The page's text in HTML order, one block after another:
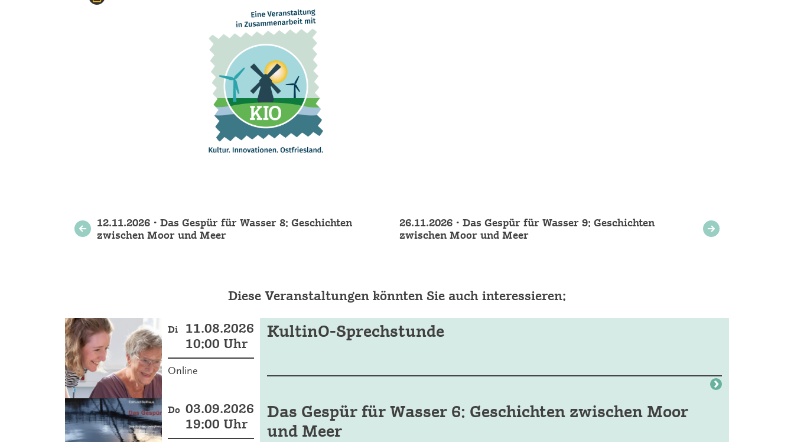
Weitere
Veranstaltungen
12.11.2026 • Das Gespür für Wasser 8: Geschichten
zwischen Moor und Meer
26.11.2026 • Das Gespür für Wasser 9: Geschichten
zwischen Moor und Meer
Diese Veranstaltungen könnten Sie auch interessieren:
Di
11.08.2026
10:00 Uhr
Online
KultinO-Sprechstunde
Do 03.09.2026
19:00 Uhr
Das Gespür für Wasser 6: Geschichten zwischen Moor
und Meer